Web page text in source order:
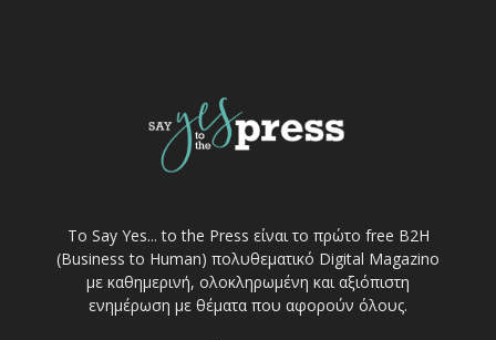
Το Say Yes... to the Press είναι το πρώτο free Β2Η
(Business to Human) πολυθεματικό Digital Magazino
με καθημερινή, ολοκληρωμένη και αξιόπιστη
ενημέρωση με θέματα που αφορούν όλους.